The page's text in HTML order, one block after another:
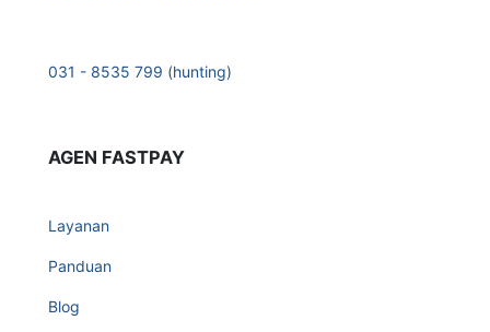
031 - 8535 799 (hunting)
AGEN FASTPAY
Layanan
Panduan
Blog